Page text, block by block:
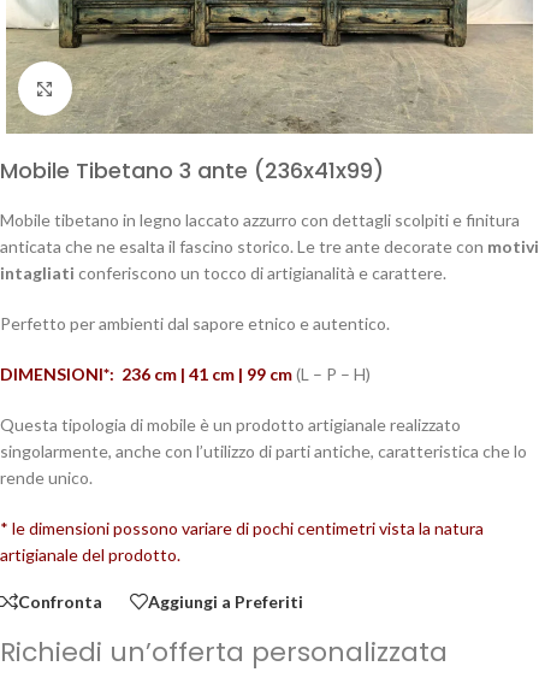
Click to enlarge
Mobile Tibetano 3 ante (236x41x99)
Mobile tibetano in legno laccato azzurro con dettagli scolpiti e finitura
anticata che ne esalta il fascino storico. Le tre ante decorate con motivi
intagliati conferiscono un tocco di artigianalità e carattere.
Perfetto per ambienti dal sapore etnico e autentico.
DIMENSIONI*: 236 cm | 41 cm | 99 cm(L – P – H)
Questa tipologia di mobile è un prodotto artigianale realizzato
singolarmente, anche con l’utilizzo di parti antiche, caratteristica che lo
rende unico.
* le dimensioni possono variare di pochi centimetri vista la natura
artigianale del prodotto.
Confronta Aggiungi a Preferiti
Richiedi un’offerta personalizzata